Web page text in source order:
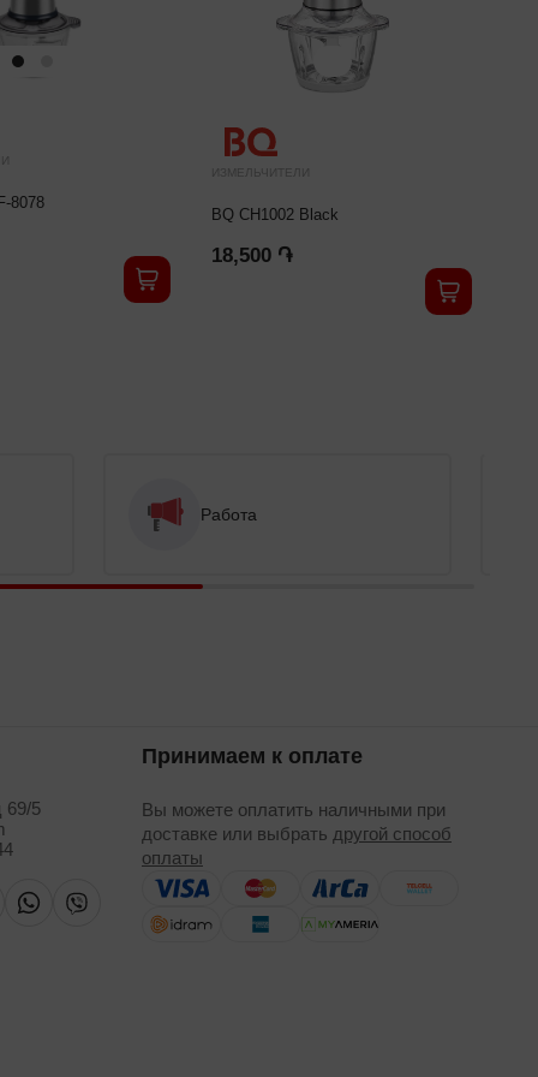
8078
ИЗМЕЛЬЧИТЕЛИ
BQ CH1002 Black
18,500 ֏
Работа
69/5
Принимаем к оплате
Вы можете оплатить наличными при
доставке или выбрать другой способ
оплаты